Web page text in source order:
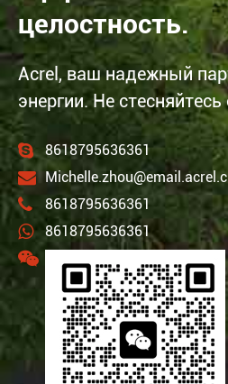
целостность.
Acrel, ваш надежный
энергии. Не
8618795636361
8618795636361
8618795636361